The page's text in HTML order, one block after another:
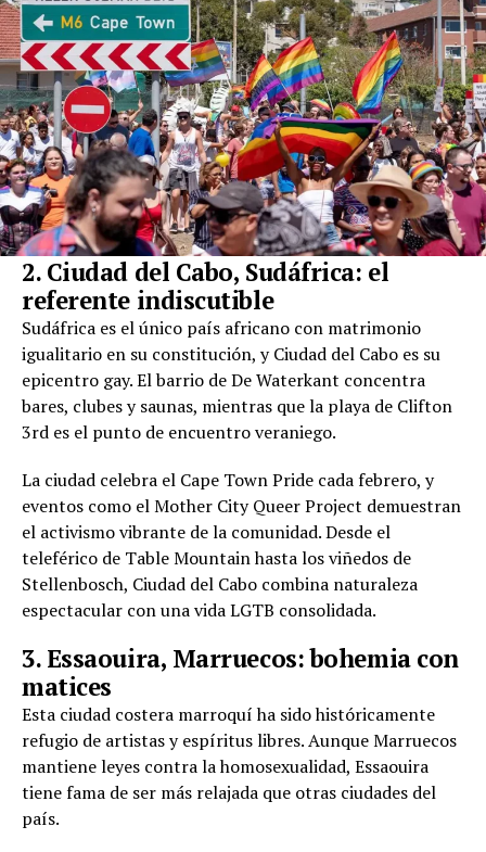
2. Ciudad del Cabo, Sudáfrica: el
referente indiscutible
Sudáfrica es el único país africano con matrimonio
igualitario en su constitución, y Ciudad del Cabo es su
epicentro gay. El barrio de De Waterkant concentra
bares, clubes y saunas, mientras que la playa de Clifton
3rd es el punto de encuentro veraniego.
La ciudad celebra el Cape Town Pride cada febrero, y
eventos como el Mother City Queer Project demuestran
el activismo vibrante de la comunidad. Desde el
teleférico de Table Mountain hasta los viñedos de
Stellenbosch, Ciudad del Cabo combina naturaleza
espectacular con una vida LGTB consolidada.
3. Essaouira, Marruecos: bohemia con
matices
Esta ciudad costera marroquí ha sido históricamente
refugio de artistas y espíritus libres. Aunque Marruecos
mantiene leyes contra la homosexualidad, Essaouira
tiene fama de ser más relajada que otras ciudades del
país.